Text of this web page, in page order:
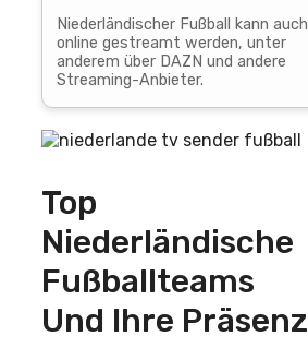
Niederländischer Fußball kann auch
online gestreamt werden, unter
anderem über DAZN und andere
Streaming-Anbieter.
Top
Niederländische
Fußballteams
Und Ihre Präsenz